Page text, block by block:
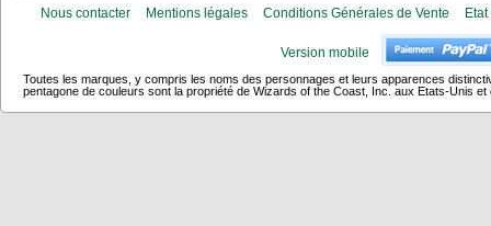
Nous contacter Mentions légales Conditions Générales de Vente
Version mobile
Toutes les marques, y compris les noms des personnages et leurs apparences
pentagone de couleurs sont la propriété de Wizards of the Coast, Inc. aux Etats-Unis